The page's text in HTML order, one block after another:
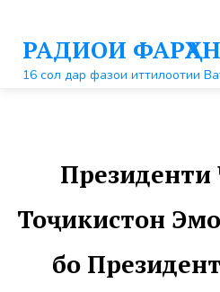
контентуРАДИОИ
16 сол дар фазои иттилоотии
Тоҷикистон
бо